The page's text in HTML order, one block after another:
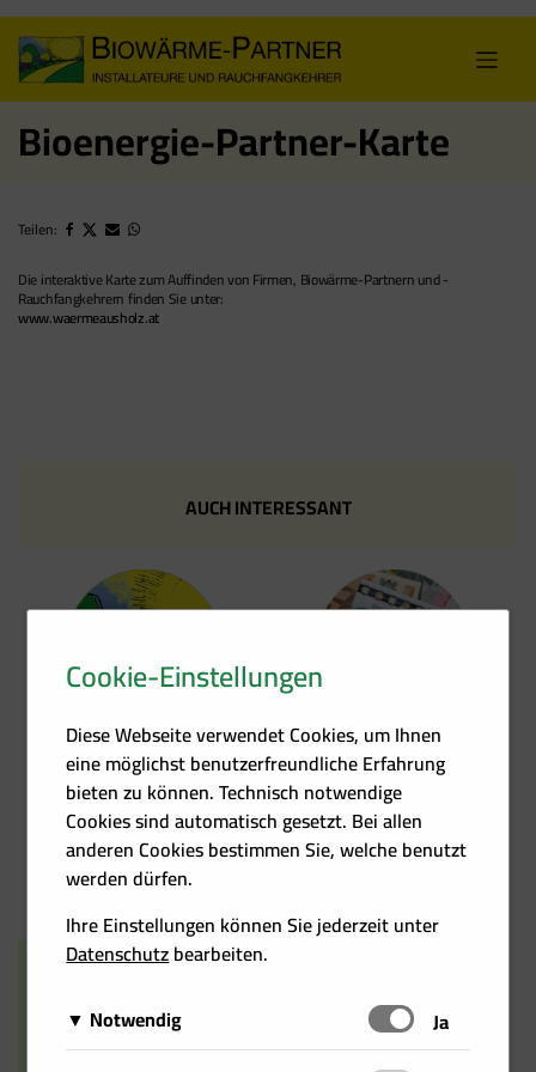
content
Bioenergie-Partner-Karte
Teilen:
Die interaktive Karte zum Auffinden von Firmen, Biowärme-Partnern und -
Rauchfangkehrern finden Sie unter:
www.waermeausholz.at
Kontakt
Heizkosten­rechner Events
AUCH INTERESSANT
Cookie-Einstellungen
Diese Webseite verwendet Cookies, um Ihnen
eine möglichst benutzerfreundliche Erfahrung
bieten zu können. Technisch notwendige
Cookies sind automatisch gesetzt. Bei allen
anderen Cookies bestimmen Sie, welche benutzt
werden dürfen.
Ihre Einstellungen können Sie jederzeit unter
Datenschutzbearbeiten.
Notwendig
Schalten
Ja
Diese Cookies sind für das Funktionieren der Website